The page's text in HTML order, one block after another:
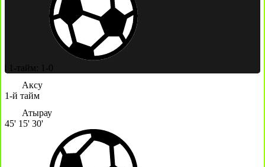
1-тайм: 1-0
Аксу
1-й тайм
Атырау
45' 15' 30'